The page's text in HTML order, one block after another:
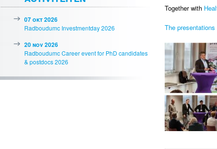
Together with
The
07 okt 2026
Radboudumc Investmentday 2026
20 nov 2026
Radboudumc Career event for PhD candidates
& postdocs 2026